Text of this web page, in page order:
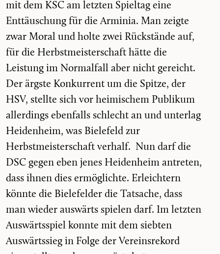
mit dem KSC am letzten Spieltag eine
Enttäuschung für die Arminia. Man zeigte
zwar Moral und holte zwei Rückstände auf,
für die Herbstmeisterschaft hätte die
Leistung im Normalfall aber nicht gereicht.
Der ärgste Konkurrent um die Spitze, der
HSV, stellte sich vor heimischem Publikum
allerdings ebenfalls schlecht an und unterlag
Heidenheim, was Bielefeld zur
Herbstmeisterschaft verhalf. Nun darf die
DSC gegen eben jenes Heidenheim antreten,
dass ihnen dies ermöglichte. Erleichtern
könnte die Bielefelder die Tatsache, dass
man wieder auswärts spielen darf. Im letzten
Auswärtsspiel konnte mit dem siebten
Auswärtssieg in Folge der Vereinsrekord